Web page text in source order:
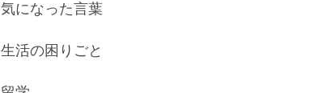
気になった言葉
生活の困りごと